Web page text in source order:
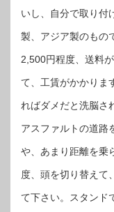
いし、自分で取り付
製、アジア製のもの
2,500円程度、送料
て、工賃がかかりま
ればダメだと洗脳さ
アスファルトの道路
や、あまり距離を乗
度、頭を切り替えて
て下さい。スタンド